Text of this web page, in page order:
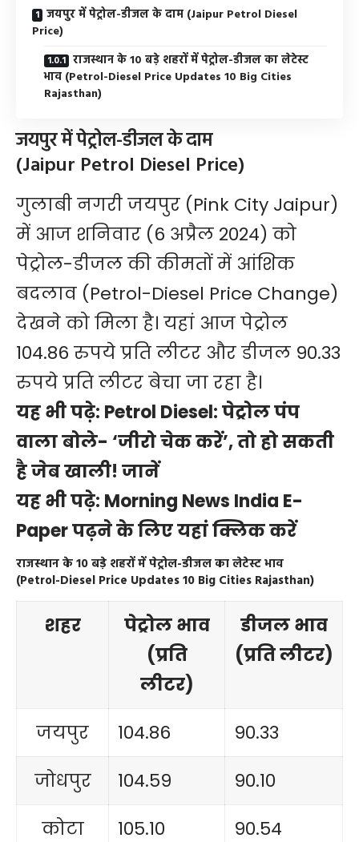
जयपुर में पेट्रोल-डीजल के दाम (Jaipur Petrol Diesel
Price)
राजस्थान के 10 बड़े शहरों में पेट्रोल-डीजल का लेटेस्ट
भाव (Petrol-Diesel Price Updates 10 Big Cities
Rajasthan)
जयपुर में पेट्रोल-डीजल के दाम
(Jaipur Petrol Diesel Price)
गुलाबी नगरी जयपुर (Pink City Jaipur)
में आज शनिवार (6 अप्रैल 2024) को
पेट्रोल-डीजल की कीमतों में आंशिक
बदलाव (Petrol-Diesel Price Change)
देखने को मिला है। यहां आज पेट्रोल
104.86 रुपये प्रति लीटर और डीजल 90.33
रुपये प्रति लीटर बेचा जा रहा है।
यह भी पढ़े: Petrol Diesel: पेट्रोल पंप
वाला बोले- ‘जीरो चेक करें’, तो हो सकती
है जेब खाली! जानें
यह भी पढ़े: Morning News India E-
Paper पढ़ने के लिए यहां क्लिक करें
राजस्थान के 10 बड़े शहरों में पेट्रोल-डीजल का लेटेस्ट भाव
(Petrol-Diesel Price Updates 10 Big Cities Rajasthan)
शहर
पेट्रोल भाव
(प्रति
लीटर)
डीजल भाव
(प्रति लीटर)
जयपुर 104.86
90.33
जोधपुर
104.59
90.10
कोटा
105.10
90.54